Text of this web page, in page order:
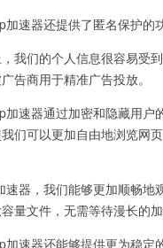
速器还提供了匿名保护的功
们的个人信息很容易受到
告商用于精准广告投放。
速器通过加密和隐藏用户
们可以更加自由地浏览网
器，我们能够更加顺畅地
量文件，无需等待漫长的加
速器还能够提供更为稳定